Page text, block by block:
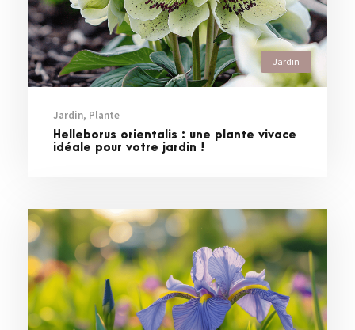
Jardin
Jardin, Plante
Helleborus orientalis : une plante vivace
idéale pour votre jardin !